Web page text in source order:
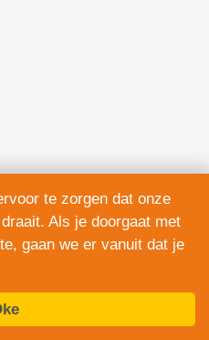
Inlog
te zorgen dat onze
Als je doorgaat met
gaan we er vanuit dat je